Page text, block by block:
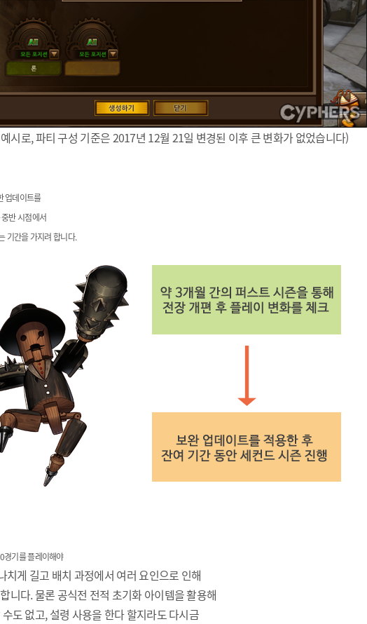
시로, 파티 구성 기준은 2017년 12월 21일 변경된 이후 큰 변화가 없었습니다)
업데이트를
반 시점에서
기간을 가지려 합니다.
경기를 플레이해야
게 길고 배치 과정에서 여러 요인으로 인해
니다. 물론 공식전 전적 초기화 아이템을 활용해
도 없고, 설령 사용을 한다 할지라도 다시금